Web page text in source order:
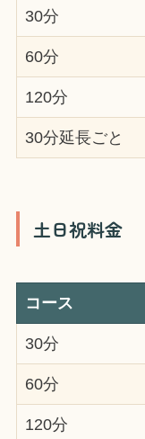
30分
60分
120分
30分延長ごと
土日祝料金
コース
30分
60分
120分